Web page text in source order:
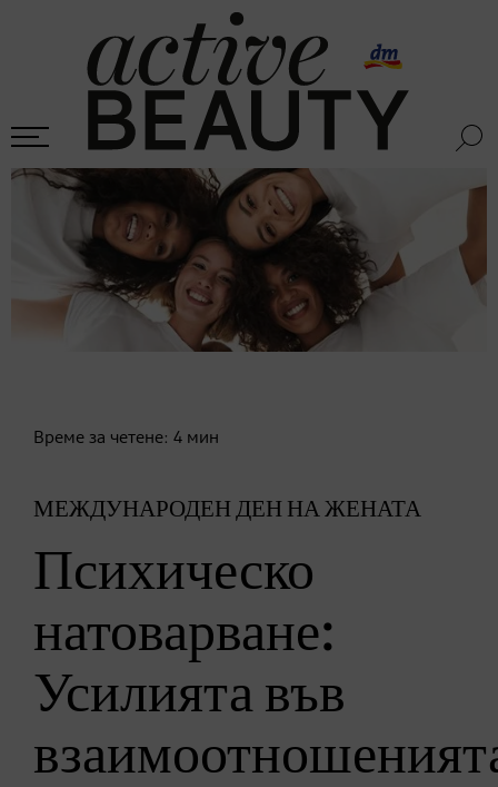
Време за четене: 4 мин
МЕЖДУНАРОДЕН ДЕН НА ЖЕНАТА
Психическо
натоварване:
Усилията във